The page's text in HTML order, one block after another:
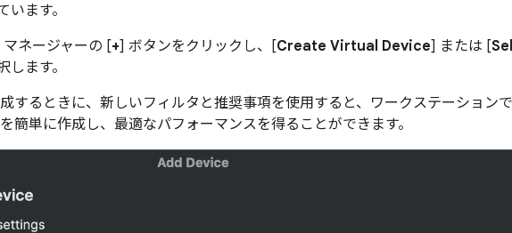
ます。
ネージャーの [+] ボタンをクリックし、[Create Virtual Device] または [
します。
するときに、新しいフィルタと推奨事項を使用すると、ワークステーション
簡単に作成し、最適なパフォーマンスを得ることができます。